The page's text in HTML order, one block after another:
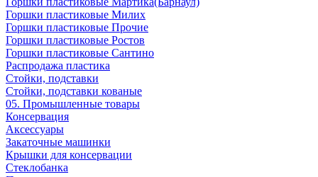
Горшки пластиковые Милих
Горшки пластиковые Прочие
Горшки пластиковые Ростов
Горшки пластиковые Сантино
Распродажа пластика
Стойки, подставки
Стойки, подставки кованые
05. Промышленные товары
Консервация
Аксессуары
Закаточные машинки
Крышки для консервации
Стеклобанка